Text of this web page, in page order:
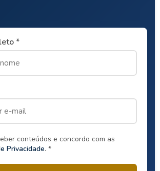
*
conteúdos e concordo com as
Privacidade. *